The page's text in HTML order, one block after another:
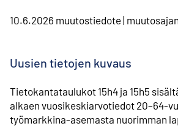
10.6.2026 muutostiedote
Uusien tietojen kuvaus
Tietokantataulukot 15h4 ja 15h5
alkaen vuosikeskiarvotiedot 20–64-
työmarkkina-asemasta nuorimman